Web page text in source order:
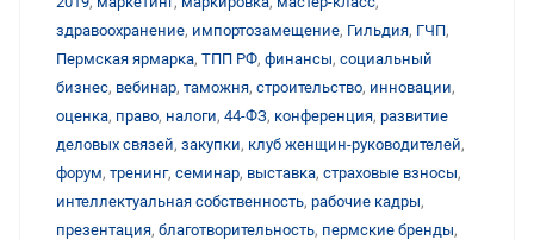
здравоохранение, импортозамещение, Гильдия, ГЧП,
Пермская ярмарка, ТПП РФ, финансы, социальный
бизнес, вебинар, таможня, строительство, инновации,
оценка, право, налоги, 44-ФЗ, конференция, развитие
деловых связей, закупки, клуб женщин-руководителей,
форум, тренинг, семинар, выставка, страховые взносы,
интеллектуальная собственность, рабочие кадры,
презентация, благотворительность, пермские бренды,